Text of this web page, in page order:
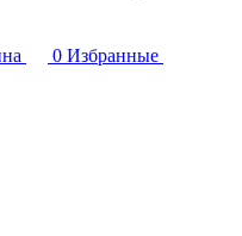
0 Избранные